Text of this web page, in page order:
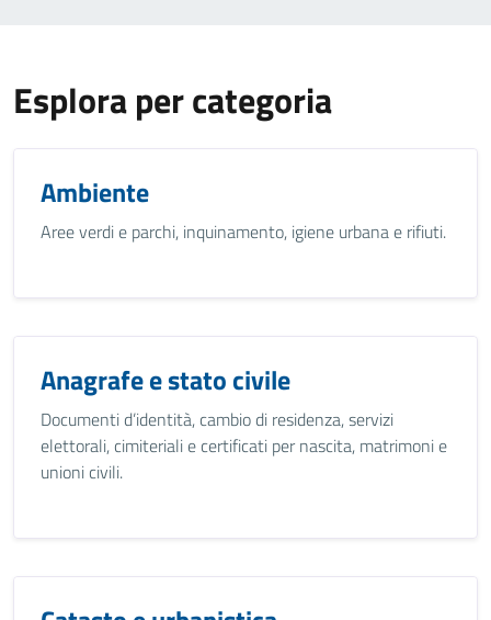
Esplora per categoria
Ambiente
Aree verdi e parchi, inquinamento, igiene urbana e rifiuti.
Anagrafe e stato civile
Documenti d’identità, cambio di residenza, servizi
elettorali, cimiteriali e certificati per nascita, matrimoni e
unioni civili.